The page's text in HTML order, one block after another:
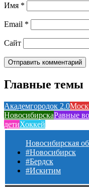
Имя *
Email *
Сайт
Главные темы
Академгородок 2.0
НовосибирскаРавные
детиХоккей
Новосибирская
#Новосибирск
#Бердск
#Искитим